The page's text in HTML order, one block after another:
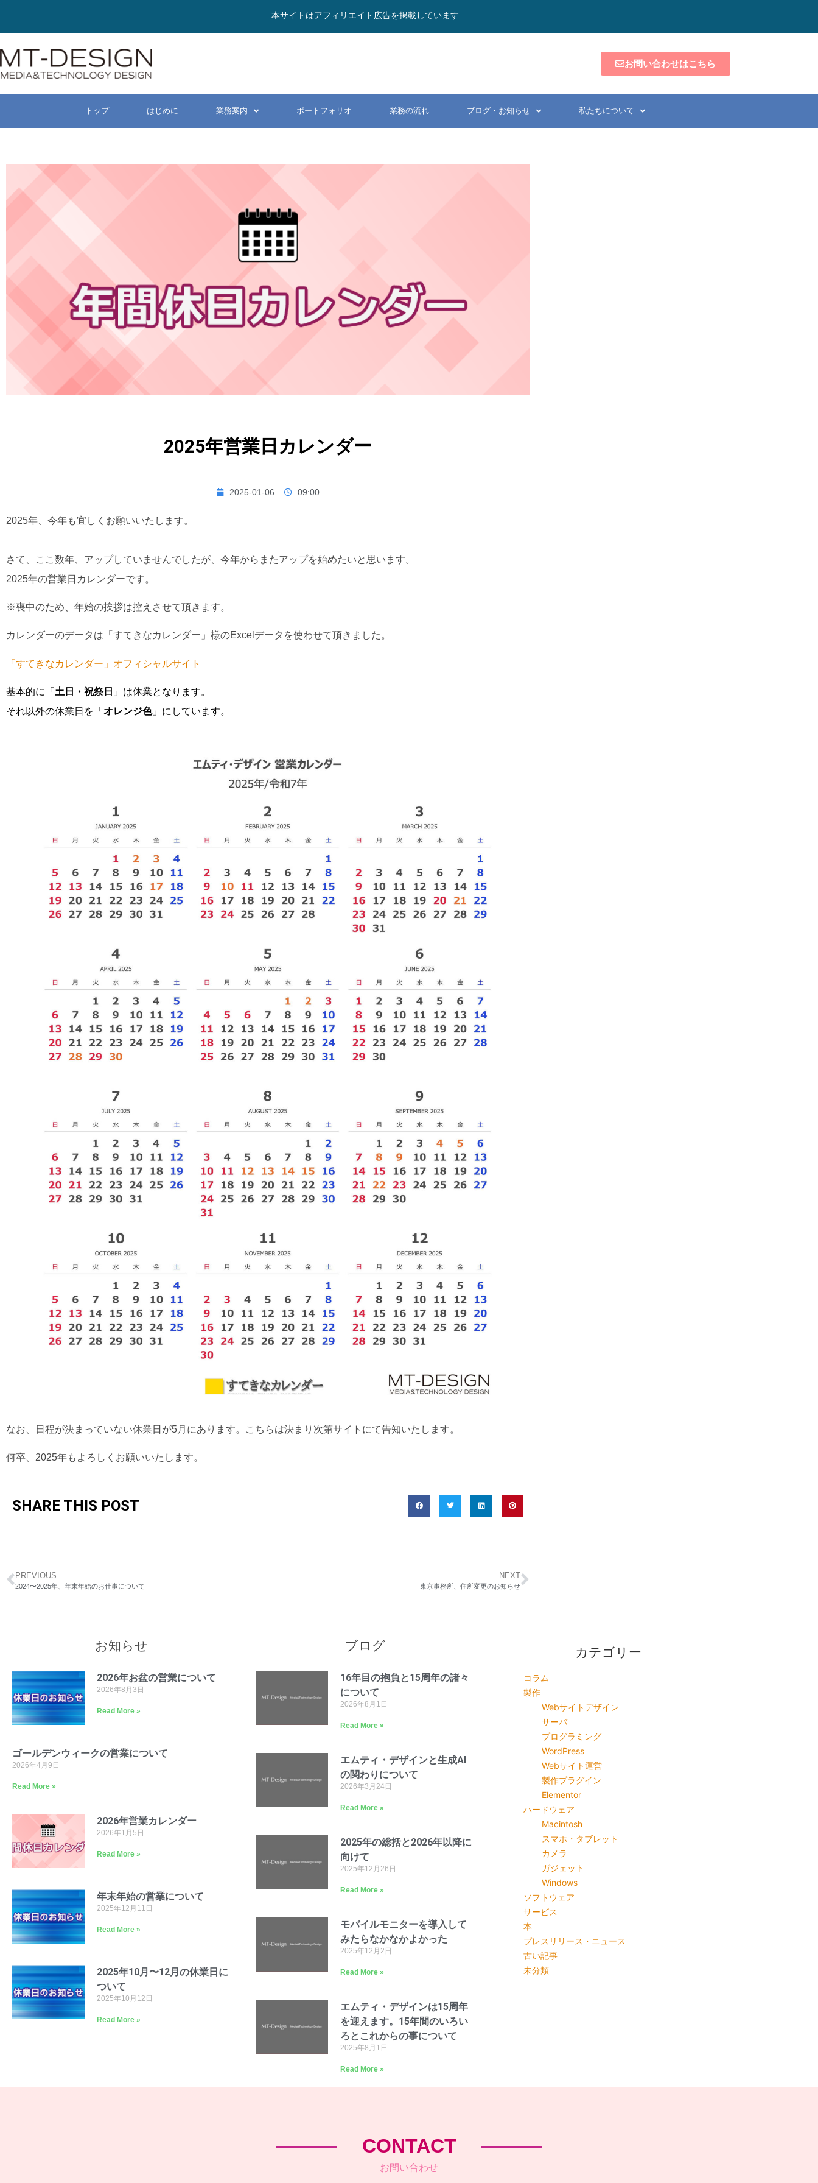
本サイトはアフィリエイト広告を掲載しています
お問い合わせはこちら
トップ はじめに 業務案内 ポートフォリオ 業務の流れ ブログ・お知らせ 私たちについて
2025年営業日カレンダー
2025-01-06 09:00
2025年、今年も宜しくお願いいたします。
さて、ここ数年、アップしていませんでしたが、今年からまたアップを始めたいと思います。
2025年の営業日カレンダーです。
※喪中のため、年始の挨拶は控えさせて頂きます。
カレンダーのデータは「すてきなカレンダー」様のExcelデータを使わせて頂きました。
「すてきなカレンダー」オフィシャルサイト
基本的に「 土日・祝祭日 」は休業となります。
それ以外の休業日を「 オレンジ色」にしています。
なお、日程が決まっていない休業日が5月にあります。こちらは決まり次第サイトにて告知いたします。
何卒、2025年もよろしくお願いいたします。
SHARE THIS POST
PREVIOUS
2024〜2025年、年末年始のお仕事について
NEXT
東京事務所、住所変更のお知らせ
お知らせ
2026年お盆の営業について
2026年8月3日
Read More »
ゴールデンウィークの営業について
2026年4月9日
Read More »
2026年営業カレンダー
2026年1月5日
Read More »
年末年始の営業について
2025年12月11日
Read More »
2025年10月〜12月の休業日に
ついて
2025年10月12日
Read More »
ブログ
16年目の抱負と15周年の諸々
について
2026年8月1日
Read More »
エムティ・デザインと生成AI
の関わりについて
2026年3月24日
Read More »
2025年の総括と2026年以降に
向けて
2025年12月26日
Read More »
モバイルモニターを導入して
みたらなかなかよかった
2025年12月2日
Read More »
エムティ・デザインは15周年
を迎えます。15年間のいろい
ろとこれからの事について
2025年8月1日
Read More »
カテゴリー
コラム
製作
Webサイトデザイン
サーバ
プログラミング
WordPress
Webサイト運営
製作プラグイン
Elementor
ハードウェア
Macintosh
スマホ・タブレット
カメラ
ガジェット
Windows
ソフトウェア
サービス
本
プレスリリース・ニュース
古い記事
未分類
CONTACT
お問い合わせ